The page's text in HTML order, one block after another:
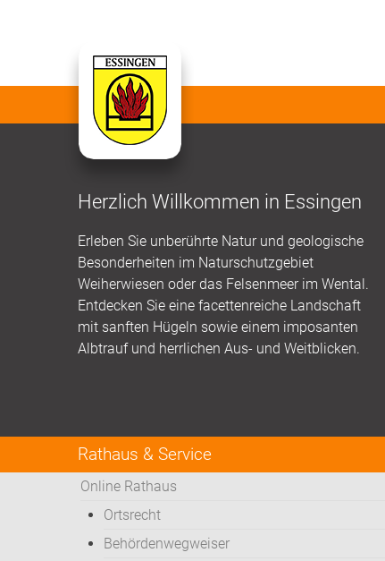
Herzlich Willkommen in Essingen
Erleben Sie unberührte Natur und geologische
Besonderheiten im Naturschutzgebiet
Weiherwiesen oder das Felsenmeer im Wental.
Entdecken Sie eine facettenreiche Landschaft
mit sanften Hügeln sowie einem imposanten
Albtrauf und herrlichen Aus- und Weitblicken.
Rathaus & Service
Online Rathaus
Ortsrecht
Behördenwegweiser